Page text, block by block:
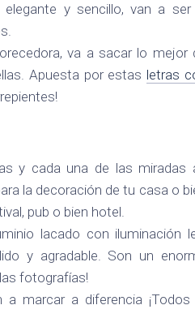
y sencillo, van a ser
va a sacar lo mejor
Apuesta por estas letras
y cada una de las miradas
la decoración de tu casa o
pub o bien hotel.
lacado con iluminación
y agradable. Son un
fotografías!
marcar a diferencia ¡Todos